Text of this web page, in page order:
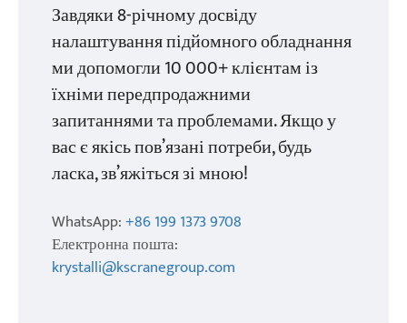
Завдяки 8-річному досвіду
налаштування підйомного обладнання
ми допомогли 10 000+ клієнтам із
їхніми передпродажними
запитаннями та проблемами. Якщо у
вас є якісь пов’язані потреби, будь
ласка, зв’яжіться зі мною!
WhatsApp:+86 199 1373 9708
Електронна пошта:
krystalli@kscranegroup.com